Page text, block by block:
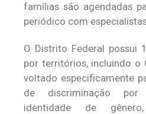
famílias são agendadas
periódico com
O Distrito Federal possui
por territórios, incluindo o
voltado especificamente
de discriminação por
identidade de